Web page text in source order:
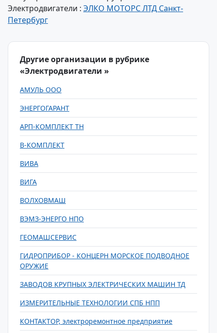
Электродвигатели : ЭЛКО МОТОРС ЛТД Санкт-
Петербург
Другие организации в рубрике
«Электродвигатели »
АМУЛЬ ООО
ЭНЕРГОГАРАНТ
АРП-КОМПЛЕКТ ТН
В-КОМПЛЕКТ
ВИВА
ВИГА
ВОЛХОВМАШ
ВЭМЗ-ЭНЕРГО НПО
ГЕОМАШСЕРВИС
ГИДРОПРИБОР - КОНЦЕРН МОРСКОЕ ПОДВОДНОЕ
ОРУЖИЕ
ЗАВОДОВ КРУПНЫХ ЭЛЕКТРИЧЕСКИХ МАШИН ТД
ИЗМЕРИТЕЛЬНЫЕ ТЕХНОЛОГИИ СПБ НПП
КОНТАКТОР, электроремонтное предприятие